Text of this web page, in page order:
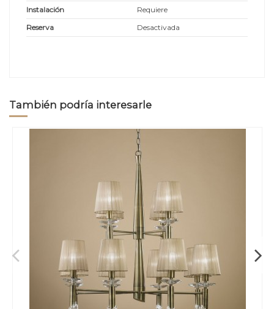
Instalación
Requiere
Reserva
Desactivada
También podría interesarle